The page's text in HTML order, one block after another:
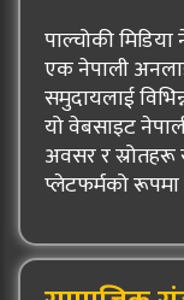
पाल्चोकी
एक नेपाली
समुदायलाई
यो वेबसाइट
अवसर र स्रोतहरू
प्लेटफर्मको रूपमा